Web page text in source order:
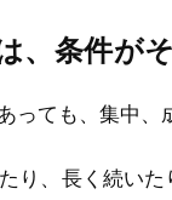
、条件が
っても、集中
り、長く続い